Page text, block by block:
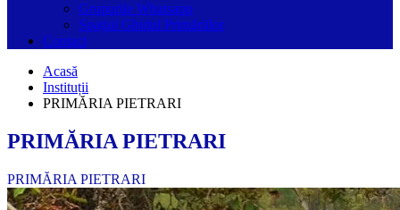
Grupurile Whatsapp
Spațiul Ghidul Primăriilor
Contact
Acasă
Instituții
PRIMĂRIA PIETRARI
PRIMĂRIA PIETRARI
PRIMĂRIA PIETRARI